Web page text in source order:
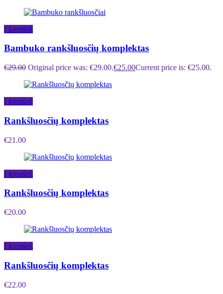
Į krepšelį
Bambuko rankšluosčių komplektas
€29.00 Original price was: €29.00.€25.00Current price is: €25.00.
Į krepšelį
Rankšluosčių komplektas
€21.00
Į krepšelį
Rankšluosčių komplektas
€20.00
Į krepšelį
Rankšluosčių komplektas
€22.00